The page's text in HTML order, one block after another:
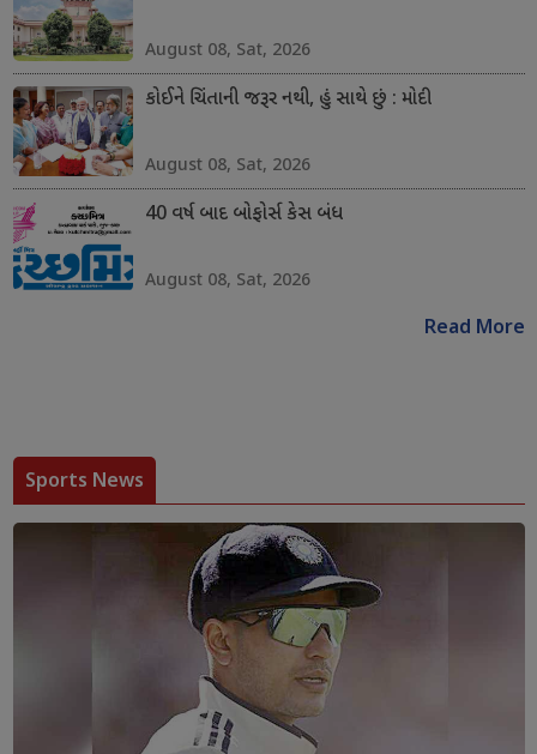
August 08, Sat, 2026
કોઈને ચિંતાની જરૂર નથી, હું સાથે છું : મોદી
August 08, Sat, 2026
40 વર્ષ બાદ બોફોર્સ કેસ બંધ
August 08, Sat, 2026
Read More
Sports News